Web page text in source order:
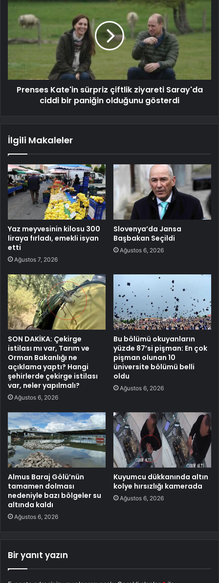
Prenses Kate'in sürpriz çiftlik ziyareti Saray'da
ciddi bir paniğin olduğunu gösterdi
İlgili Makaleler
Yaz meyvesinin kilosu 300
liraya fırladı, emekli isyan
etti
Ağustos 7, 2026
Slovenya’da Jansa
Başbakan Seçildi
Ağustos 6, 2026
SON DAKİKA: Çekirge
istilası mı var, Tarım ve
Orman Bakanlığı ne
açıklama yaptı? Hangi
şehirlerde çekirge istilası
var, neler yapılmalı?
Ağustos 6, 2026
Bu bölümü okuyanların
yüzde 87’si pişman: En çok
pişman olunan 10
üniversite bölümü belli
oldu
Ağustos 6, 2026
Almus Baraj Gölü’nün
tamamen dolması
nedeniyle bazı bölgeler su
altında kaldı
Ağustos 6, 2026
Kuyumcu dükkanında altın
kolye hırsızlığı kamerada
Ağustos 6, 2026
Bir yanıt yazın